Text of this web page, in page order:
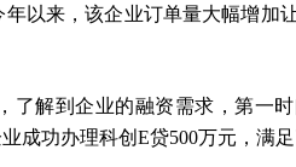
以来，该企业订单量大幅增加
了解到企业的融资需求，第一
成功办理科创E贷500万元，满